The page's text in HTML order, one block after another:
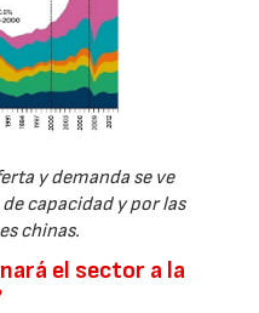
y demanda se ve
capacidad y por las
chinas.
el sector a la